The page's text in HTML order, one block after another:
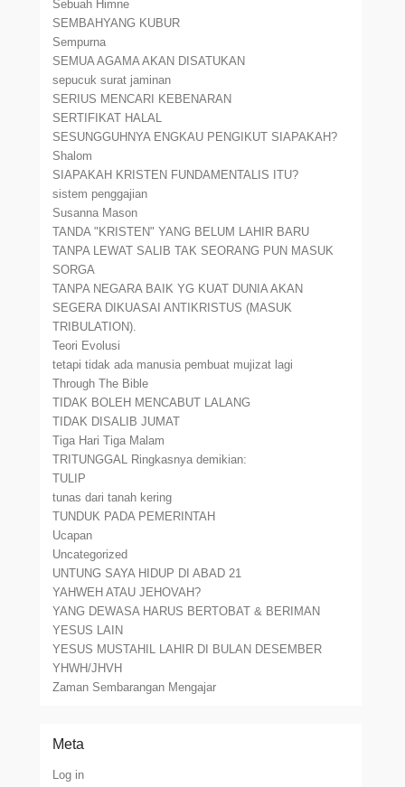
Sebuah Himne
SEMBAHYANG KUBUR
Sempurna
SEMUA AGAMA AKAN DISATUKAN
sepucuk surat jaminan
SERIUS MENCARI KEBENARAN
SERTIFIKAT HALAL
SESUNGGUHNYA ENGKAU PENGIKUT SIAPAKAH?
Shalom
SIAPAKAH KRISTEN FUNDAMENTALIS ITU?
sistem penggajian
Susanna Mason
TANDA "KRISTEN" YANG BELUM LAHIR BARU
TANPA LEWAT SALIB TAK SEORANG PUN MASUK
SORGA
TANPA NEGARA BAIK YG KUAT DUNIA AKAN
SEGERA DIKUASAI ANTIKRISTUS (MASUK
TRIBULATION).
Teori Evolusi
tetapi tidak ada manusia pembuat mujizat lagi
Through The Bible
TIDAK BOLEH MENCABUT LALANG
TIDAK DISALIB JUMAT
Tiga Hari Tiga Malam
TRITUNGGAL Ringkasnya demikian:
TULIP
tunas dari tanah kering
TUNDUK PADA PEMERINTAH
Ucapan
Uncategorized
UNTUNG SAYA HIDUP DI ABAD 21
YAHWEH ATAU JEHOVAH?
YANG DEWASA HARUS BERTOBAT & BERIMAN
YESUS LAIN
YESUS MUSTAHIL LAHIR DI BULAN DESEMBER
YHWH/JHVH
Zaman Sembarangan Mengajar
Meta
Log in